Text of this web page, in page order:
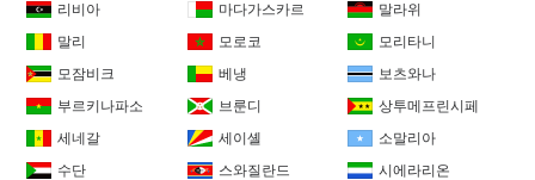
리비아
마다가스카르
말라위
말리
모로코
모리타니
모잠비크
베냉
보츠와나
부르키나파소
브룬디
상투메프린시페
세네갈
세이셸
소말리아
수단
스와질란드
시에라리온